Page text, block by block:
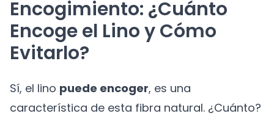
Encogimiento: ¿Cuánto
Encoge el Lino y Cómo
Evitarlo?
Sí, el lino puede encoger, es una
característica de esta fibra natural. ¿Cuánto?